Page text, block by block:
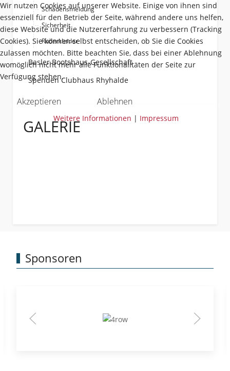
Schadensmeldung
Sicherheit
Ruderkleider
Basler Bootshaus-Gesellschaft
Spenden Clubhaus Rhyhalde
GALERIE
Sponsoren
Wir nutzen Cookies auf unserer Website. Einige von ihnen sind
essenziell für den Betrieb der Seite, während andere uns helfen,
diese Website und die Nutzererfahrung zu verbessern (Tracking
Cookies). Sie können selbst entscheiden, ob Sie die Cookies
zulassen möchten. Bitte beachten Sie, dass bei einer Ablehnung
womöglich nicht mehr alle Funktionalitäten der Seite zur
Verfügung stehen.
Akzeptieren Ablehnen
Weitere Informationen | Impressum